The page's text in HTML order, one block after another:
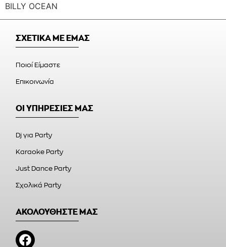
BILLY OCEAN
ΣΧΕΤΙΚΑ ΜΕ ΕΜΑΣ
Ποιοί Είμαστε
Επικοινωνία
ΟΙ ΥΠΗΡΕΣΙΕΣ ΜΑΣ
Dj για Party
Karaoke Party
Just Dance Party
Σχολικά Party
ΑΚΟΛΟΥΘΗΣΤΕ ΜΑΣ